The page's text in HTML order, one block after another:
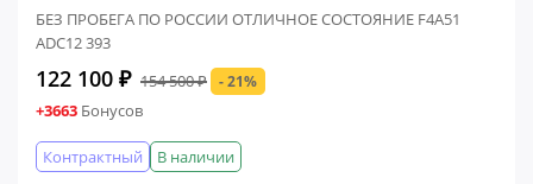
БЕЗ ПРОБЕГА ПО РОССИИ ОТЛИЧНОЕ СОСТОЯНИЕ F4A51
ADC12 393
122 100 ₽ 154 500 ₽ - 21%
+3663 Бонусов
В наличии
Контрактный